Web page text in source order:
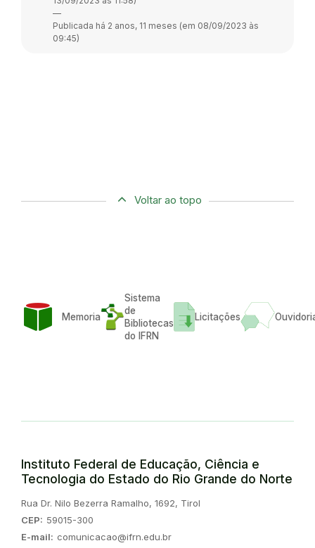
—
Publicada há 2 anos, 11 meses (em 08/09/2023 às
09:45)
Voltar ao topo
Memoria
Sistema
de
Bibliotecas
do IFRN
Licitações
Instituto Federal de Educação, Ciência e
Tecnologia do Estado do Rio Grande do Norte
Endereço:
Rua Dr. Nilo Bezerra Ramalho, 1692, Tirol
CEP: 59015-300
E-mail: comunicacao@ifrn.edu.br